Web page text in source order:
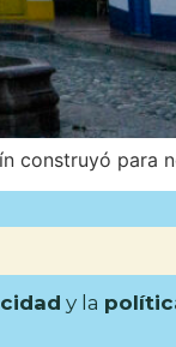
construyó para
y la